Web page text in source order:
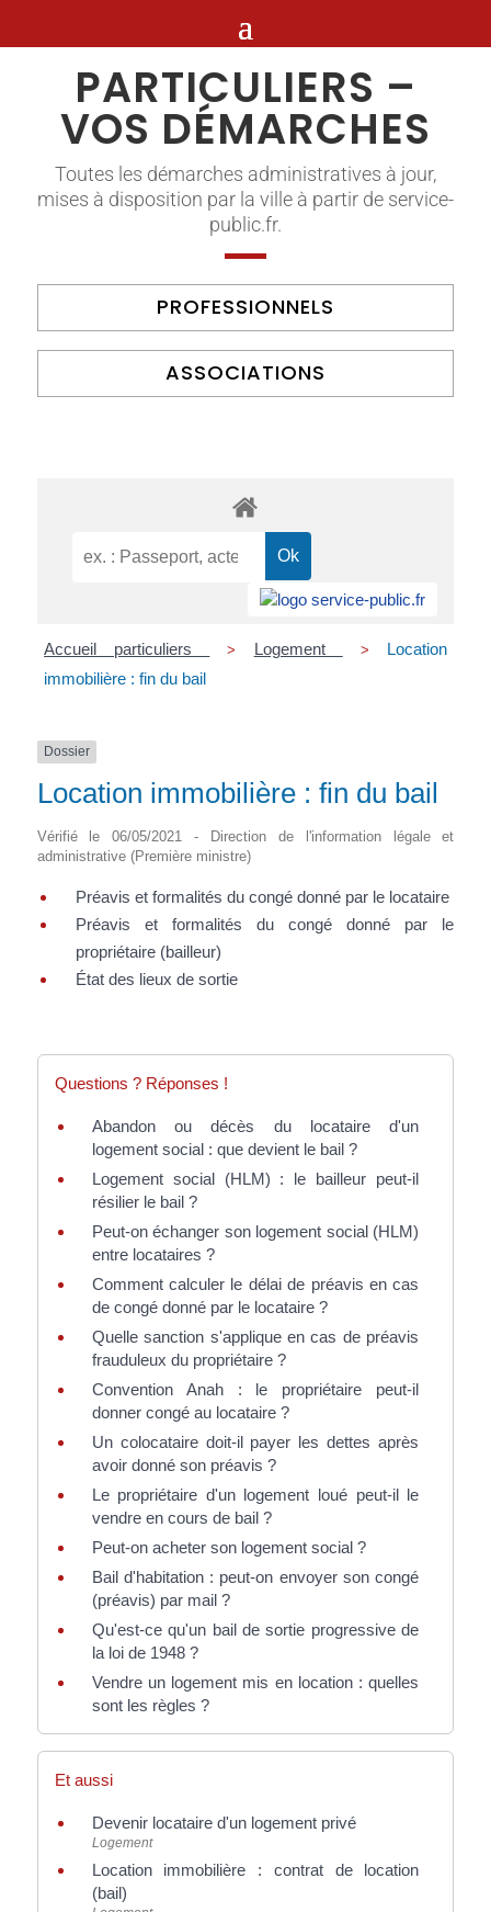
PARTICULIERS –
VOS DÉMARCHES
Toutes les démarches administratives à jour,
mises à disposition par la ville à partir de service-
public.fr.
PROFESSIONNELS
ASSOCIATIONS
Accueil particuliers > Logement >
Location
immobilière : fin du bail
Dossier
Location immobilière : fin du bail
Vérifié le 06/05/2021 - Direction de l'information légale et
administrative (Première ministre)
Préavis et formalités du congé donné par le locataire
Préavis et formalités du congé donné par le
propriétaire (bailleur)
État des lieux de sortie
Questions ? Réponses !
Abandon ou décès du locataire d'un
logement social : que devient le bail ?
Logement social (HLM) : le bailleur peut-il
résilier le bail ?
Peut-on échanger son logement social (HLM)
entre locataires ?
Comment calculer le délai de préavis en cas
de congé donné par le locataire ?
Quelle sanction s'applique en cas de préavis
frauduleux du propriétaire ?
Convention Anah : le propriétaire peut-il
donner congé au locataire ?
Un colocataire doit-il payer les dettes après
avoir donné son préavis ?
Le propriétaire d'un logement loué peut-il le
vendre en cours de bail ?
Peut-on acheter son logement social ?
Bail d'habitation : peut-on envoyer son congé
(préavis) par mail ?
Qu'est-ce qu'un bail de sortie progressive de
la loi de 1948 ?
Vendre un logement mis en location : quelles
sont les règles ?
Et aussi
Devenir locataire d'un logement privé
Logement
Location immobilière : contrat de location
(bail)